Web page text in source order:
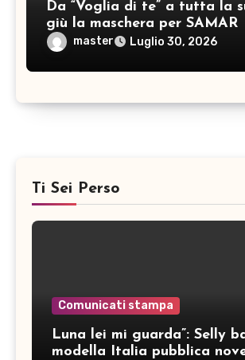
Da “Voglia di te” a tutta la
giù la maschera per SAMAR
master Luglio 30, 2026
Ti Sei Perso
Comunicati stampa
Luna lei mi guarda”: Selly
modella Italia pubblica